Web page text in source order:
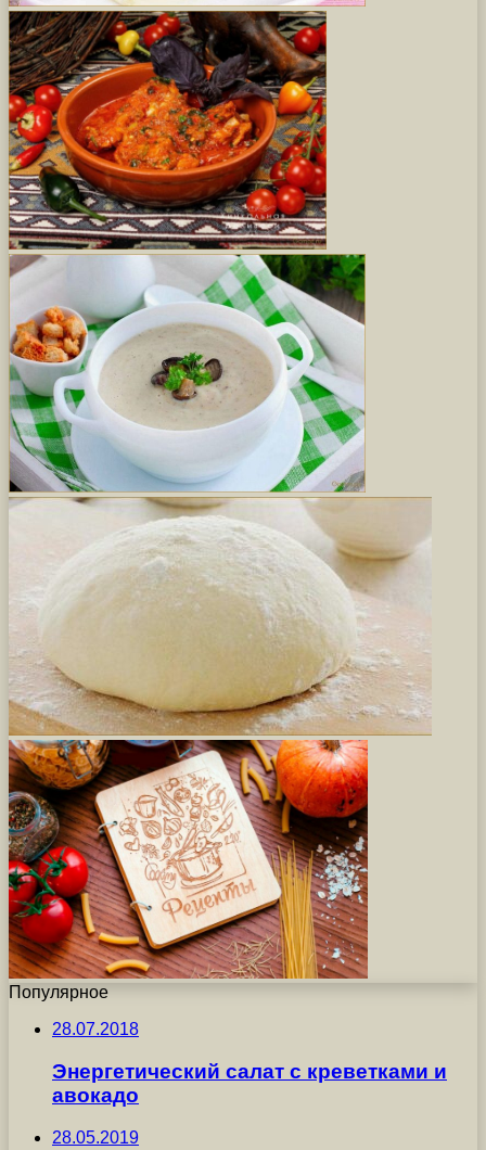
Популярное
28.07.2018
Энергетический салат с креветками и
авокадо
28.05.2019